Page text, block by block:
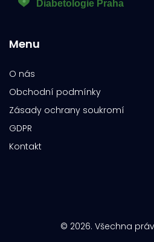
Menu
O nás
Obchodní podmínky
Zásady ochrany soukromí
GDPR
Kontakt
© 2026. Všechna